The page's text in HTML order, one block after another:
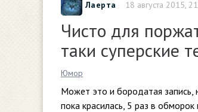
Лаерта 18 августа 2015,
Чисто для
таки суперские
Юмор
Может это и бородатая
пока красилась, 5 раз в